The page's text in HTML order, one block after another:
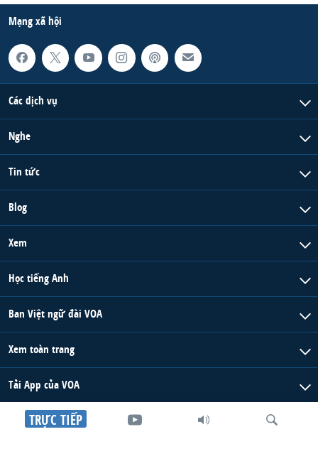
TRỰC TIẾP
Mạng xã hội
Các dịch vụ
Nghe
Tin tức
Blog
Xem
Học tiếng Anh
Ban Việt ngữ đài VOA
Xem toàn trang
Tải App của VOA
Vượt tường lửa